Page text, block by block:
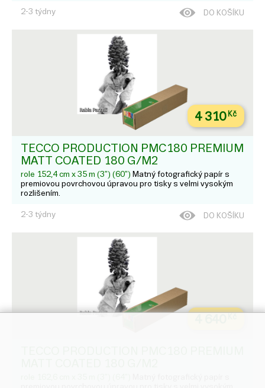
2-3 týdny DO KOŠÍKU
4 310Kč
TECCO PRODUCTION PMC180 PREMIUM
MATT COATED 180 G/M2
role 152,4 cm x 35 m (3") (60") Matný fotografický papír s
premiovou povrchovou úpravou pro tisky s velmi vysokým
rozlišením.
2-3 týdny DO KOŠÍKU